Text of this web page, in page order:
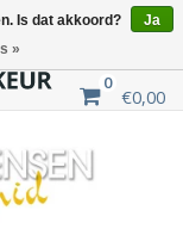
0
€0,00
Is dat akkoord?
Ja
»